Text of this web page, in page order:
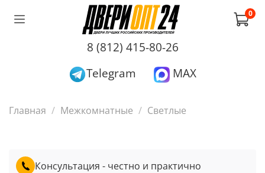
0
8 (812) 415-80-26
Telegram
MAX
Главная Межкомнатные Светлые
Консультация - честно и практично